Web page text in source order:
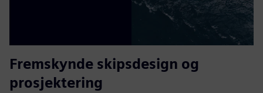
Fremskynde skipsdesign og
prosjektering